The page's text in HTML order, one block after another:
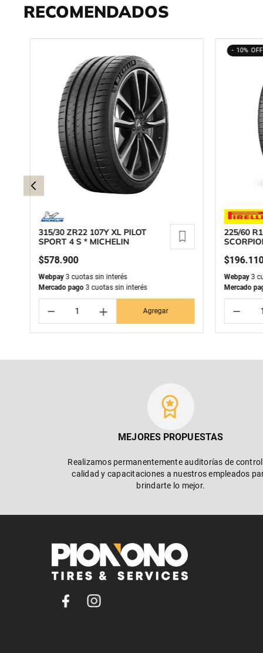
RECOMENDADOS
315/30 ZR22 107Y XL PILOT
SPORT 4 S * MICHELIN
$578.900
Webpay3 cuotas sin interés
Mercado pago3 cuotas sin interés
＋
－ Agregar
10%
225/60
$196.
Webpay3
Mercado
－
MEJORES PROPUESTAS
Realizamos permanentemente auditorías de
calidad y capacitaciones a nuestros empleados
brindarte lo mejor.